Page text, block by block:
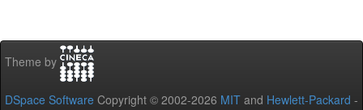
Theme by
DSpace Software Copyright © 2002-2026 MIT and Hewlett-Packard -